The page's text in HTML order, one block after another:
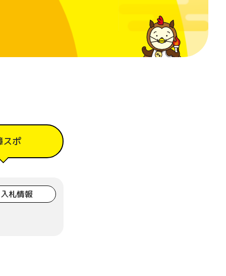
リハーサ
ル大会
スポ
入札情報